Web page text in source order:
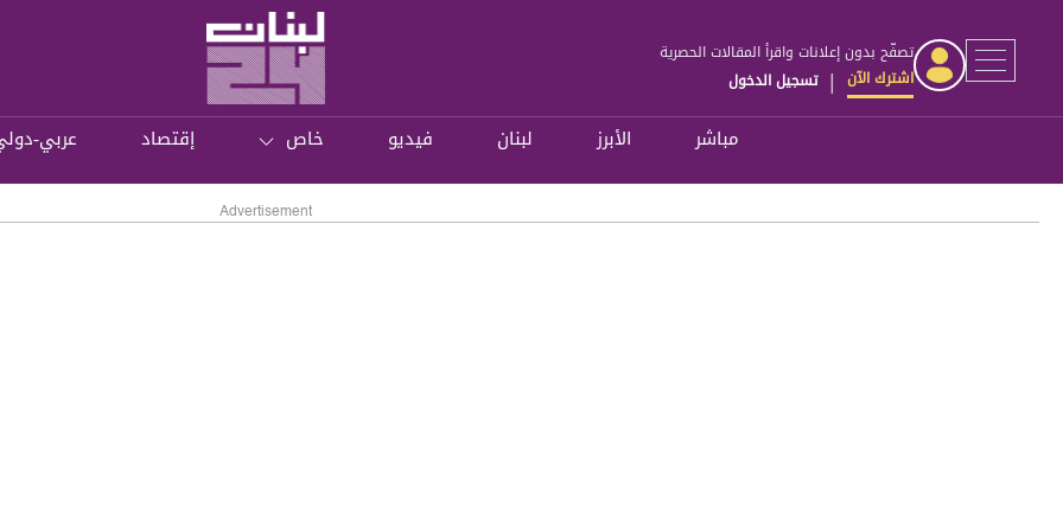
تصفّح بدون إعلانات واقرأ المقالات الحصرية
اشترك الآن | تسجيل الدخول
مباشر الأبرز لبنان فيديو خاص إقتصاد عربي-
Advertisement